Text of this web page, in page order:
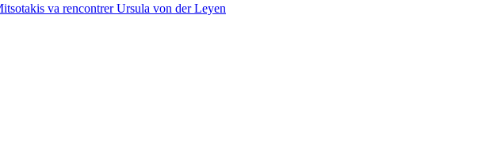
va rencontrer Ursula von der Leyen